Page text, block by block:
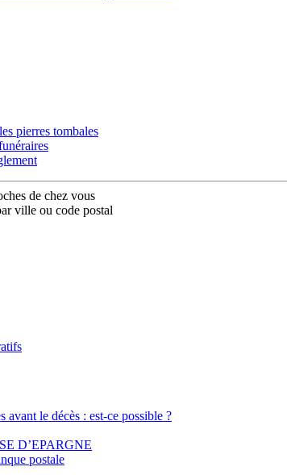
pierres tombales
de chez vous
ville ou code postal
avant le décès : est-ce possible ?
D’EPARGNE
postale